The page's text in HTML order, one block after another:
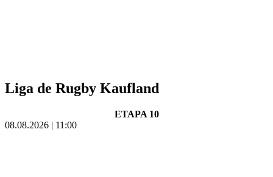
Liga de Rugby Kaufland
ETAPA 10
08.08.2026 | 11:00